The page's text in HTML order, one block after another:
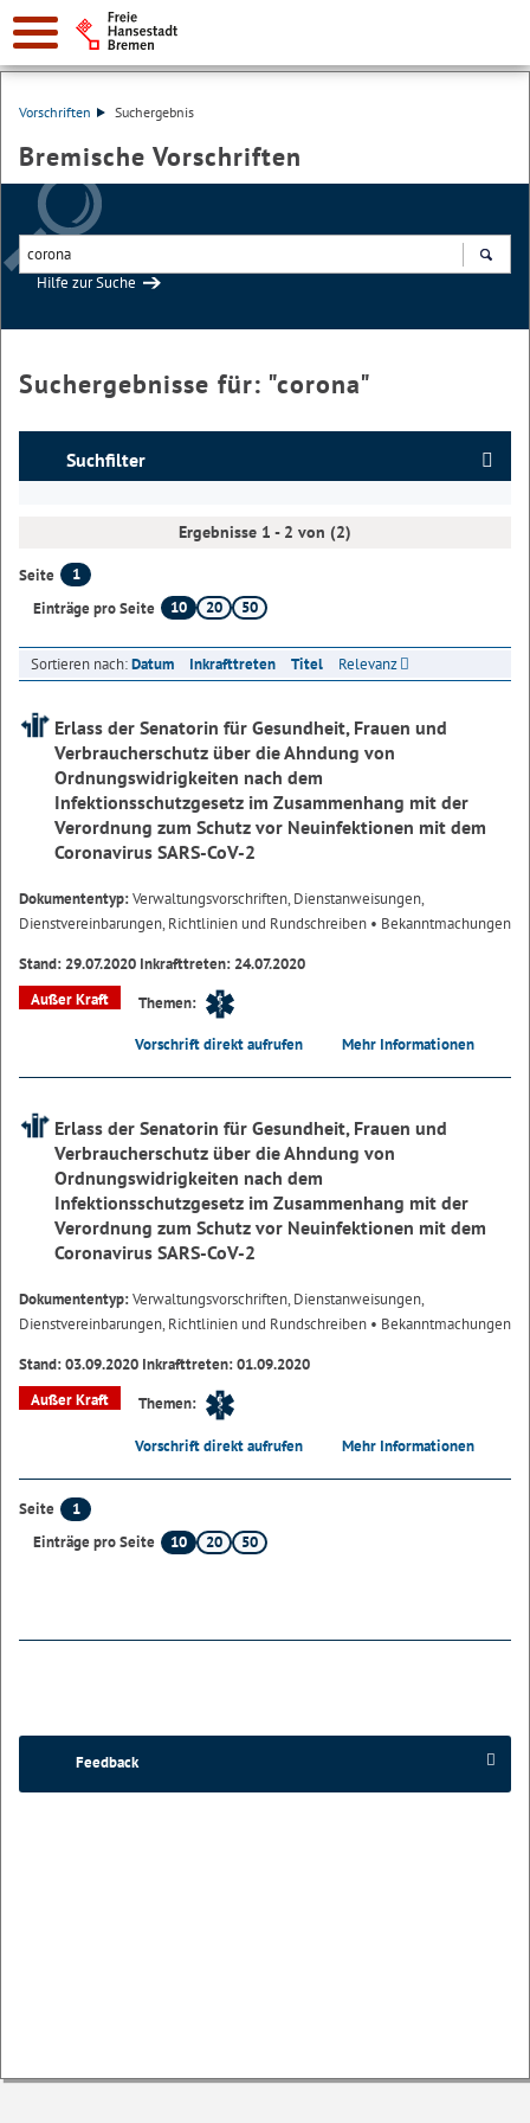
Vorschriften Suchergebnis
Bremische Vorschriften
Hilfe zur Suche
Suchergebnisse für: "corona"
Suchfilter
Ergebnisse 1 - 2 von (2)
Seite
1
Einträge pro Seite
10 20 50
Sortieren nach:Datum Inkrafttreten Titel Relevanz
Erlass der Senatorin für Gesundheit, Frauen und
Verbraucherschutz über die Ahndung von
Ordnungswidrigkeiten nach dem
Infektionsschutzgesetz im Zusammenhang mit der
Verordnung zum Schutz vor Neuinfektionen mit dem
Coronavirus SARS-CoV-2
Dokumententyp:Verwaltungsvorschriften, Dienstanweisungen,
Dienstvereinbarungen, Richtlinien und Rundschreiben • Bekanntmachungen
Stand: 29.07.2020 Inkrafttreten: 24.07.2020
Außer Kraft
Themen:
Vorschrift direkt aufrufen Mehr Informationen
Erlass der Senatorin für Gesundheit, Frauen und
Verbraucherschutz über die Ahndung von
Ordnungswidrigkeiten nach dem
Infektionsschutzgesetz im Zusammenhang mit der
Verordnung zum Schutz vor Neuinfektionen mit dem
Coronavirus SARS-CoV-2
Dokumententyp:Verwaltungsvorschriften, Dienstanweisungen,
Dienstvereinbarungen, Richtlinien und Rundschreiben • Bekanntmachungen
Stand: 03.09.2020 Inkrafttreten: 01.09.2020
Außer Kraft
Themen:
Vorschrift direkt aufrufen Mehr Informationen
Seite
1
Einträge pro Seite
10 20 50
Feedback